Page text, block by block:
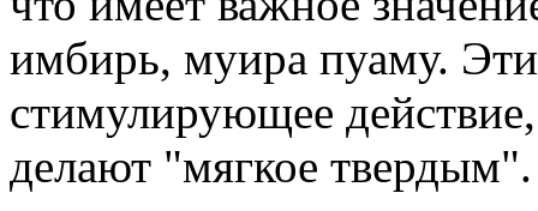
имбирь, муира пуаму.
стимулирующее
делают "мягкое